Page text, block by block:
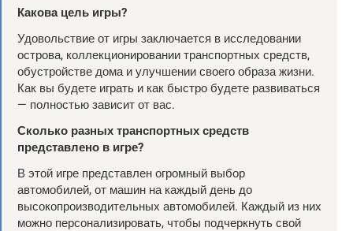
Какова цель игры?
Удовольствие от игры заключается в исследовании
острова, коллекционировании транспортных средств,
обустройстве дома и улучшении своего образа жизни.
Как вы будете играть и как быстро будете развиваться
— полностью зависит от вас.
Сколько разных транспортных средств
представлено в игре?
В этой игре представлен огромный выбор
автомобилей, от машин на каждый день до
высокопроизводительных автомобилей. Каждый из них
можно персонализировать, чтобы подчеркнуть свой